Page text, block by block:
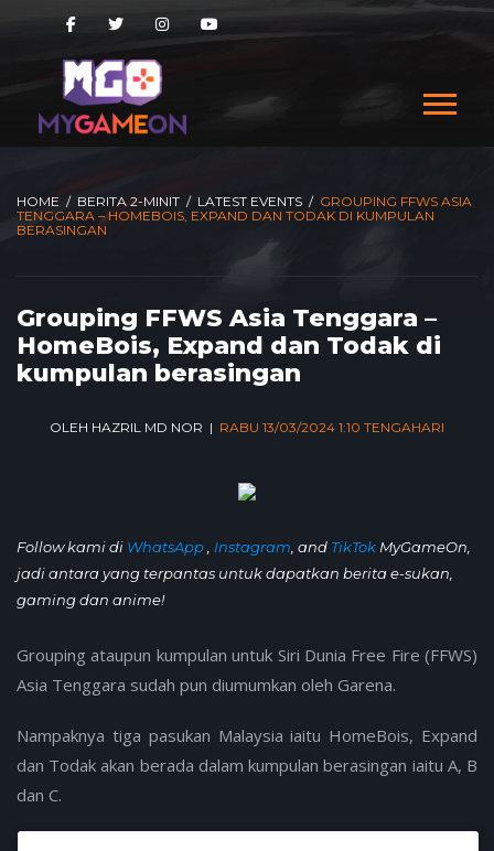
HOME / BERITA 2-MINIT / LATEST EVENTS / GROUPING FFWS ASIA
TENGGARA – HOMEBOIS, EXPAND DAN TODAK DI KUMPULAN
BERASINGAN
Grouping FFWS Asia Tenggara –
HomeBois, Expand dan Todak di
kumpulan berasingan
OLEH HAZRIL MD NOR | RABU 13/03/2024 1:10 TENGAHARI
Follow kami di WhatsApp Instagram , and TikTok MyGameOn,
jadi antara yang terpantas untuk dapatkan berita e-sukan,
gaming dan anime!
Grouping ataupun kumpulan untuk Siri Dunia Free Fire (FFWS)
Asia Tenggara sudah pun diumumkan oleh Garena.
Nampaknya tiga pasukan Malaysia iaitu HomeBois, Expand
dan Todak akan berada dalam kumpulan berasingan iaitu A, B
dan C.